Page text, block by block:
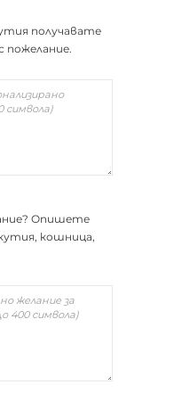
получавате
пожелание.
Опишете
кошница,